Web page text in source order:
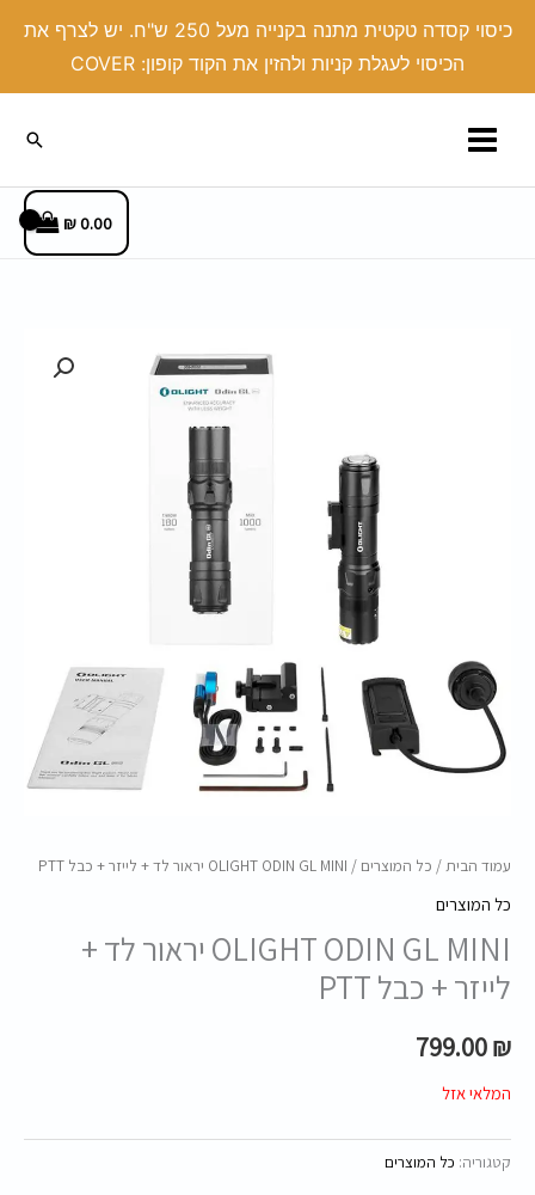
כיסוי קסדה טקטית מתנה בקנייה מעל 250 ש"ח. יש לצרף את
הכיסוי לעגלת קניות ולהזין את הקוד קופון: COVER
חיפוש
0.00
₪
עמוד הבית/ כל המוצרים / OLIGHT ODIN GL MINI יראור לד + לייזר + כבל PTT
כל המוצרים
OLIGHT ODIN GL MINI יראור לד +
לייזר + כבל PTT
799.00₪
המלאי אזל
קטגוריה: כל המוצרים